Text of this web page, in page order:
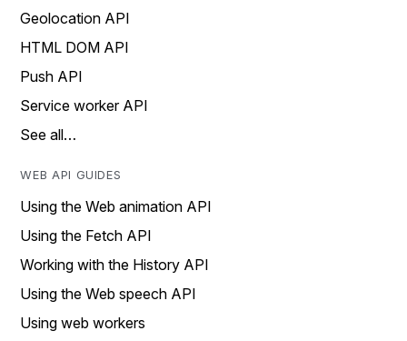
Geolocation API
HTML DOM API
Push API
Service worker API
See all…
WEB API GUIDES
Using the Web animation API
Using the Fetch API
Working with the History API
Using the Web speech API
Using web workers